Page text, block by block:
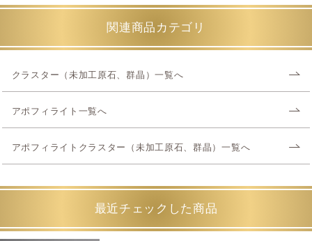
関連商品カテゴリ
クラスター（未加工原石、群晶）一覧へ
アポフィライト一覧へ
アポフィライトクラスター（未加工原石、群晶）一覧へ
最近チェックした商品